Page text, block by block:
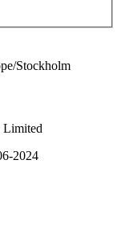
Stockholm
2024